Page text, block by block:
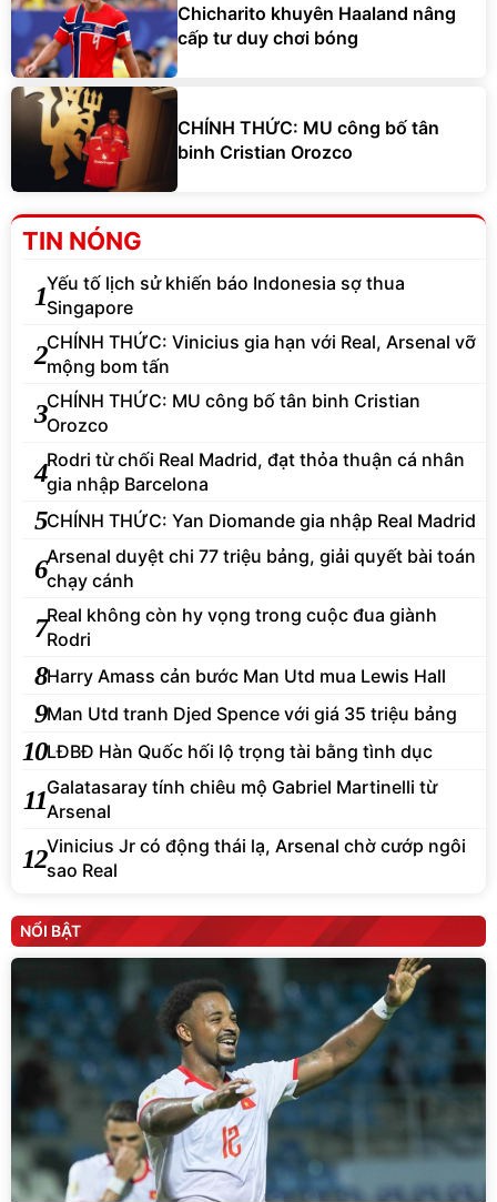
Chicharito khuyên Haaland nâng
cấp tư duy chơi bóng
CHÍNH THỨC: MU công bố tân
binh Cristian Orozco
TIN NÓNG
1Yếu tố lịch sử khiến báo Indonesia sợ thua
Singapore
2CHÍNH THỨC: Vinicius gia hạn với Real, Arsenal vỡ
mộng bom tấn
3CHÍNH THỨC: MU công bố tân binh Cristian
Orozco
4Rodri từ chối Real Madrid, đạt thỏa thuận cá nhân
gia nhập Barcelona
5CHÍNH THỨC: Yan Diomande gia nhập Real Madrid
6Arsenal duyệt chi 77 triệu bảng, giải quyết bài toán
chạy cánh
7Real không còn hy vọng trong cuộc đua giành
Rodri
8Harry Amass cản bước Man Utd mua Lewis Hall
9Man Utd tranh Djed Spence với giá 35 triệu bảng
10LĐBĐ Hàn Quốc hối lộ trọng tài bằng tình dục
11Galatasaray tính chiêu mộ Gabriel Martinelli từ
Arsenal
12Vinicius Jr có động thái lạ, Arsenal chờ cướp ngôi
sao Real
NỔI BẬT